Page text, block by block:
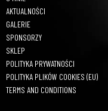
AKTUALNOŚCI
GALERIE
SPONSORZY
SKLEP
POLITYKA PRYWATNOŚCI
POLITYKA PLIKÓW COOKIES (EU)
TERMS AND CONDITIONS